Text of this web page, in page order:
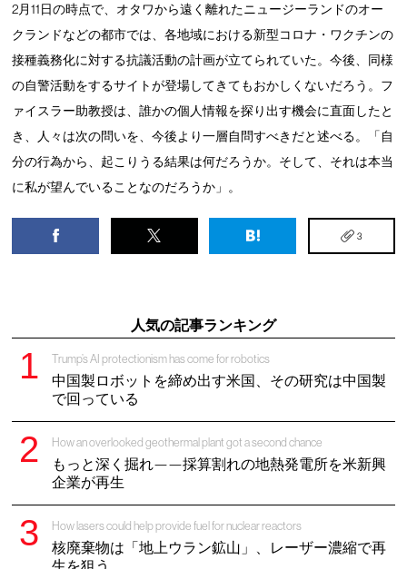
2月11日の時点で、オタワから遠く離れたニュージーランドのオー
クランドなどの都市では、各地域における新型コロナ・ワクチンの
接種義務化に対する抗議活動の計画が立てられていた。今後、同様
の自警活動をするサイトが登場してきてもおかしくないだろう。フ
ァイスラー助教授は、誰かの個人情報を探り出す機会に直面したと
き、人々は次の問いを、今後より一層自問すべきだと述べる。「自
分の行為から、起こりうる結果は何だろうか。そして、それは本当
に私が望んでいることなのだろうか」。
3
人気の記事ランキング
Trump’s AI protectionism has come for robotics
中国製ロボットを締め出す米国、その研究は中国製
で回っている
How an overlooked geothermal plant got a second chance
もっと深く掘れ——採算割れの地熱発電所を米新興
企業が再生
How lasers could help provide fuel for nuclear reactors
核廃棄物は「地上ウラン鉱山」、レーザー濃縮で再
生を狙う